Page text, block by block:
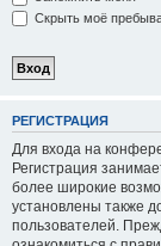
Скрыть моё
РЕГИСТРАЦИЯ
Для входа на
Регистрация
более широкие
установлены также
пользователей.